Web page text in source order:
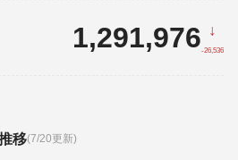
1,291,976 ↓
-26,536
移(7/20更新)